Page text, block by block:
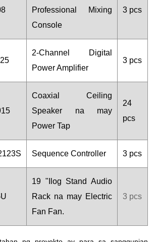
Professional Mixing
Console
3 pcs
2-Channel Digital
Power Amplifier
3 pcs
Coaxial Ceiling
Speaker na may
Power Tap
24
pcs
Sequence Controller 3 pcs
19 "Ilog Stand Audio
Rack na may Electric
Fan Fan.
3 pcs